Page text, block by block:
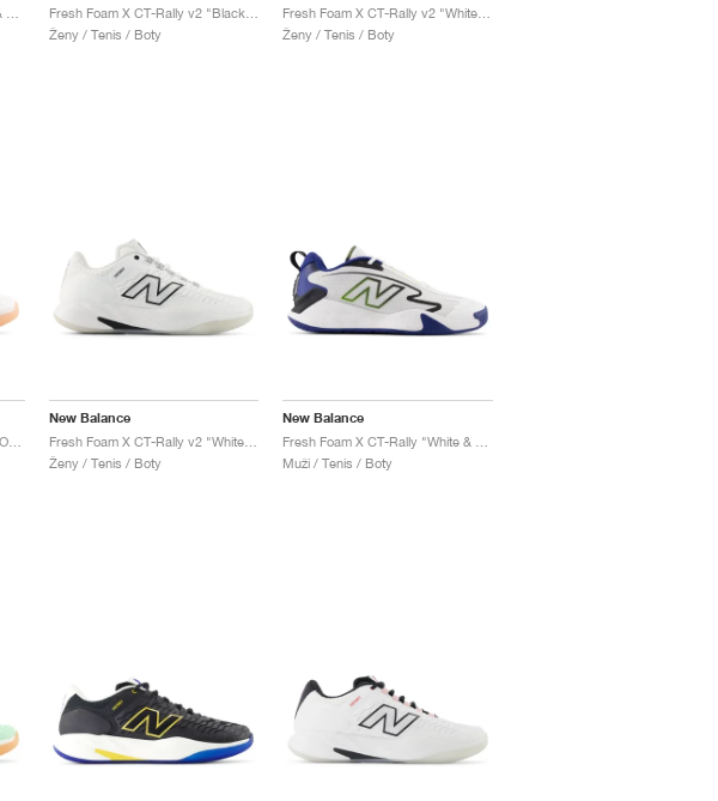
Ženy / Tenis / Boty
Ženy / Tenis / Boty
Fresh Foam X CT-Rally v2 "US Open"
New Balance
Fresh Foam X CT-Rally v2 "White & Black"
Ženy / Tenis / Boty
New Balance
Muži / Tenis / Boty